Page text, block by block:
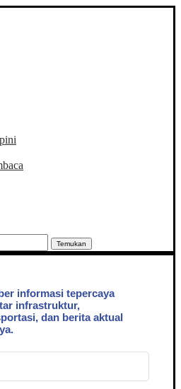
Temukan
informasi tepercaya
infrastruktur,
dan berita aktual